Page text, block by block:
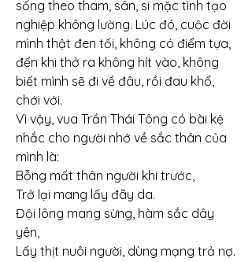
sống theo tham, sân, si mặc tình tạo
nghiệp không lường. Lúc đó, cuộc đời
mình thật đen tối, không có điểm tựa,
đến khi thở ra không hít vào, không
biết mình sẽ đi về đâu, rồi đau khổ,
chới với.
Vì vậy, vua Trần Thái Tông có bài kệ
nhắc cho người nhớ về sắc thân của
mình là:
Bỗng mất thân người khi trước,
Trở lại mang lấy đãy da.
Đội lông mang sừng, hàm sắc dây
yên,
Lấy thịt nuôi người, dùng mạng trả nợ.